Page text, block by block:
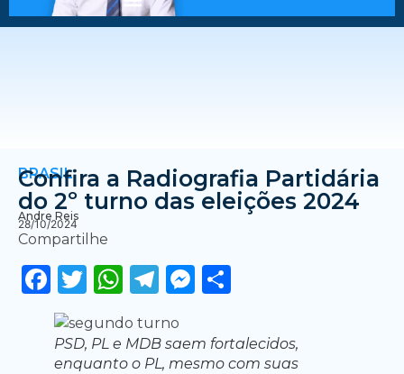
BRASIL
Confira a Radiografia Partidária
do 2º turno das eleições 2024
Andre Reis
28/10/2024
Compartilhe
Facebook
Twitter
WhatsApp
Telegram
Messenger
PSD, PL e MDB saem fortalecidos,
enquanto o PL, mesmo com suas